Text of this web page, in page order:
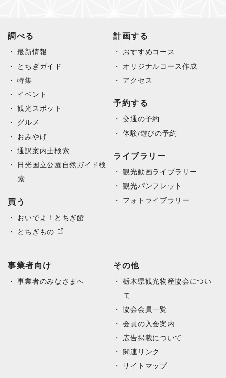
調べる
最新情報
とちぎガイド
特集
イベント
観光スポット
グルメ
おみやげ
通訳案内士検索
日光国立公園自然ガイド検
索
買う
おいでよ！とちぎ館
とちぎもの
計画する
おすすめコース
オリジナルコース作成
アクセス
予約する
交通の予約
体験/遊びの予約
ライブラリー
観光動画ライブラリー
観光パンフレット
フォトライブラリー
事業者向け
事業者のみなさまへ
その他
栃木県観光物産協会につい
て
協会会員一覧
会員の入会案内
広告掲載について
関連リンク
サイトマップ